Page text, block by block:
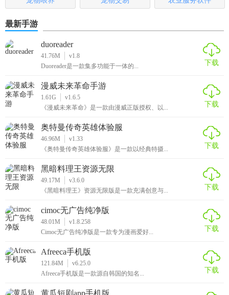
最新手游
duoreader
41.76M
v1.8
Duoreader是一款集多功能于一体的...
下载
漫威未来革命手游
1.61G
v1.6.5
《漫威未来革命》是一款由漫威正版授权、以...
下载
奥特曼传奇英雄体验服
46.96M
v1.33
《奥特曼传奇英雄体验服》是一款以经典特摄...
下载
黑暗料理王资源无限
49.17M
v3.6.0
《黑暗料理王》资源无限版是一款充满创意与...
下载
cimoc无广告纯净版
48.01M
v1.8.258
Cimoc无广告纯净版是一款专为漫画爱好...
下载
Afreeca手机版
121.84M
v6.25.0
Afreeca手机版是一款源自韩国的知名...
下载
黄瓜短剧app手机版